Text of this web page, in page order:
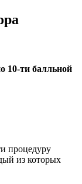
10-ти балльной
процедуру
из которых